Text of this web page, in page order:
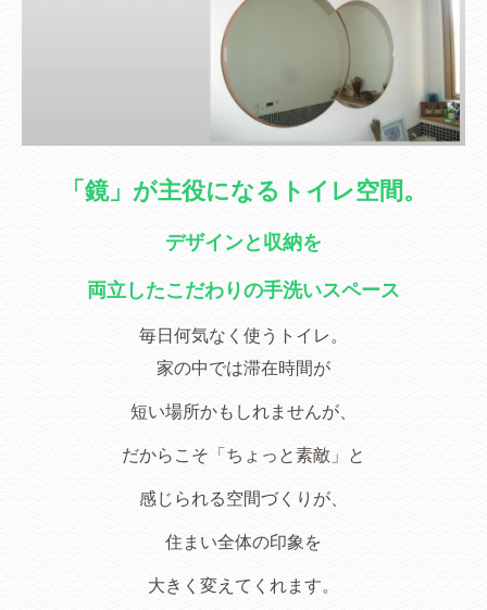
「鏡」が主役になるトイレ空間。
デザインと収納を
両立したこだわりの手洗いスペース
毎日何気なく使うトイレ。
家の中では滞在時間が
短い場所かもしれませんが、
だからこそ「ちょっと素敵」と
感じられる空間づくりが、
住まい全体の印象を
大きく変えてくれます。